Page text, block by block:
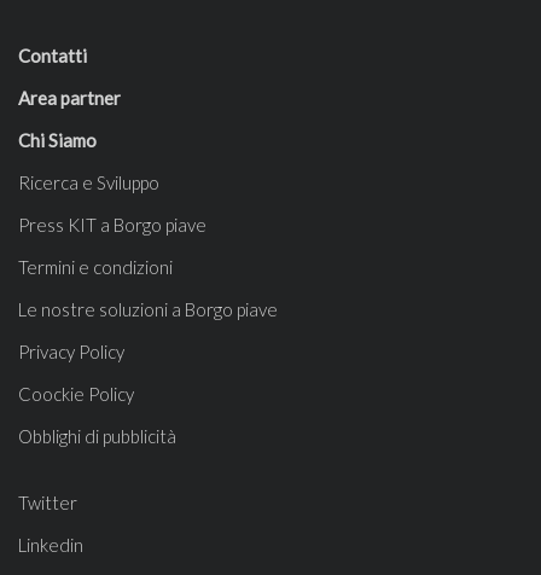
Contatti
Area partner
Chi Siamo
Ricerca e Sviluppo
Press KIT a Borgo piave
Termini e condizioni
Le nostre soluzioni a Borgo piave
Privacy Policy
Coockie Policy
Obblighi di pubblicità
Twitter
Linkedin